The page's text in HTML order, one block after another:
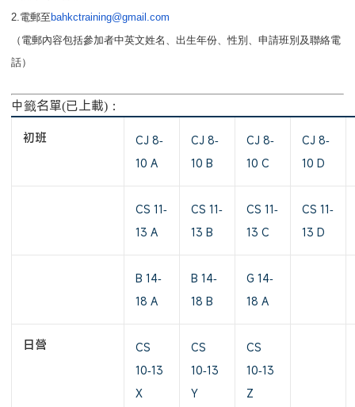
2.電郵至 bahkctraining@gmail.com
（電郵內容包括參加者中英文姓名、出生年份、性別、申請班別及聯絡電
話）
中籤名單(已上載)：
初班
CJ 8-
10 A
CJ 8-
10 B
CJ 8-
10 C
CJ 8-
10 D
CS 11-
13 A
CS 11-
13 B
CS 11-
13 C
CS 11-
13 D
B 14-
18 A
B 14-
18 B
G 14-
18 A
日營
CS
10-13
X
CS
10-13
Y
CS
10-13
Z